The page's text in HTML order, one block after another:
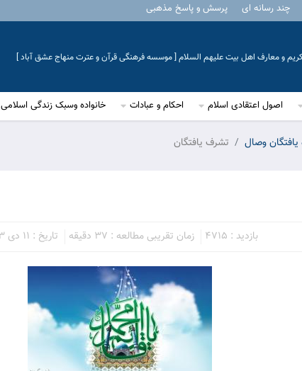
چند رسانه ای پرسش و پاسخ مذهبی
کریم و معارف اهل بیت علیهم السلام [ موسسه فرهنگی قرآن و عترت منهاج عشق آباد ]
اصول اعتقادی اسلام احکام و عبادات خانواده وسبک زندگی اسلامی
یافتگان وصال تشرف یافتگان
بازدید : 4715 زمان تقریبی مطالعه : 37 دقیقه تاریخ : 11 دی 1393